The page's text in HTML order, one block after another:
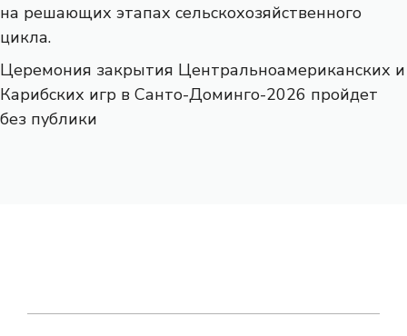
на решающих этапах сельскохозяйственного
цикла.
Церемония закрытия Центральноамериканских и
Карибских игр в Санто-Доминго-2026 пройдет
без публики